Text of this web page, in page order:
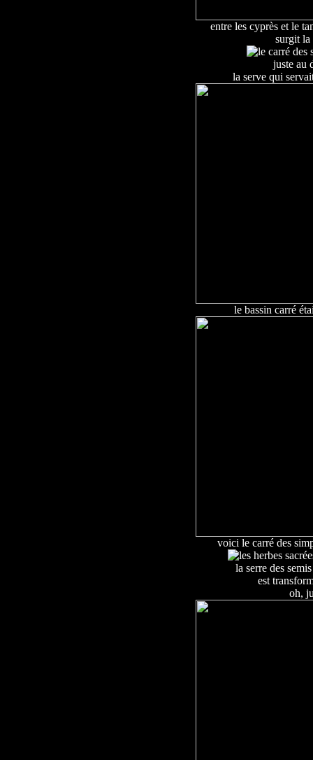
entre les cyprès et le
surgit la
juste au
la serve qui
le bassin carré
voicile carré des
la serre des
est
oh,